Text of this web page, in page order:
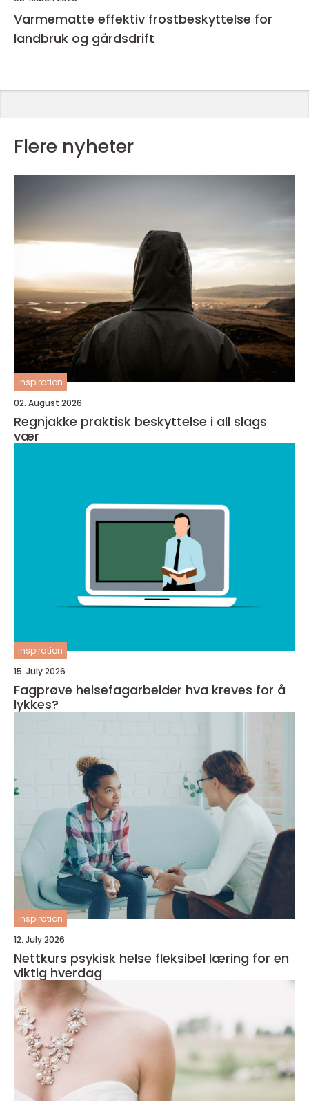
Varmematte effektiv frostbeskyttelse for
landbruk og gårdsdrift
Flere nyheter
inspiration
02. August 2026
Regnjakke praktisk beskyttelse i all slags
vær
inspiration
15. July 2026
Fagprøve helsefagarbeider hva kreves for å
lykkes?
inspiration
12. July 2026
Nettkurs psykisk helse fleksibel læring for en
viktig hverdag